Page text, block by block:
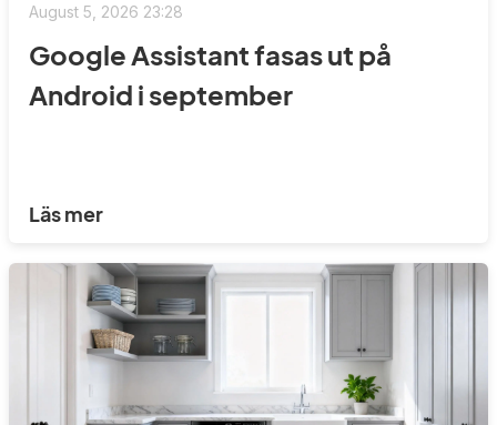
August 5, 2026 23:28
Google Assistant fasas ut på
Android i september
Läs mer